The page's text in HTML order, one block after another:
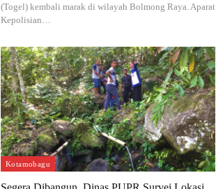
(Togel) kembali marak di wilayah Bolmong Raya. Aparat
Kepolisian…
Kotamobagu